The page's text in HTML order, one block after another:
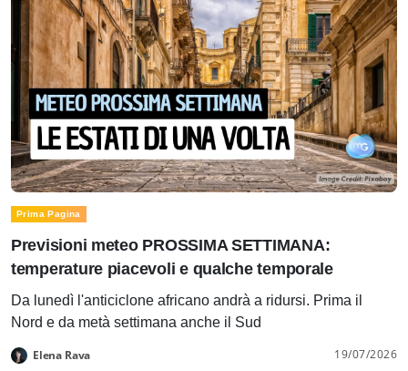
Prima Pagina
Previsioni meteo PROSSIMA SETTIMANA:
temperature piacevoli e qualche temporale
Da lunedì l'anticiclone africano andrà a ridursi. Prima il
Nord e da metà settimana anche il Sud
Elena Rava 19/07/2026